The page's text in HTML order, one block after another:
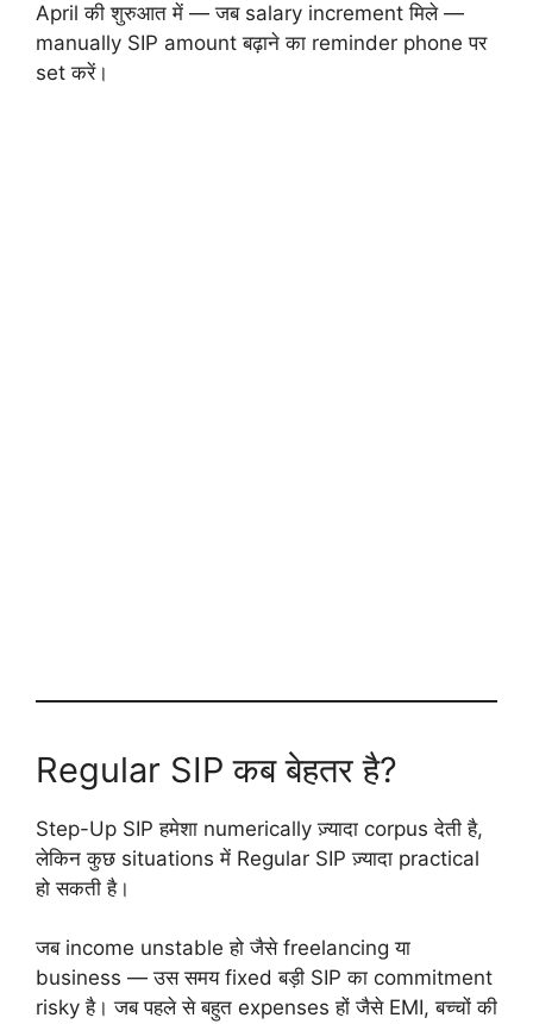
April की शुरुआत में — जब salary increment मिले —
manually SIP amount बढ़ाने का reminder phone पर
set करें।
Regular SIP कब बेहतर है?
Step-Up SIP हमेशा numerically ज़्यादा corpus देती है,
लेकिन कुछ situations में Regular SIP ज़्यादा practical
हो सकती है।
जब income unstable हो जैसे freelancing या
business — उस समय fixed बड़ी SIP का commitment
risky है। जब पहले से बहुत expenses हों जैसे EMI, बच्चों की